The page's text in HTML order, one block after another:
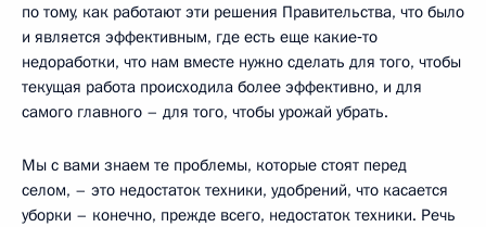
по тому, как работают эти решения Правительства, что было
и является эффективным, где есть еще какие‑то
недоработки, что нам вместе нужно сделать для того, чтобы
текущая работа происходила более эффективно, и для
самого главного – для того, чтобы урожай убрать.
Мы с вами знаем те проблемы, которые стоят перед
селом, – это недостаток техники, удобрений, что касается
уборки – конечно, прежде всего, недостаток техники. Речь